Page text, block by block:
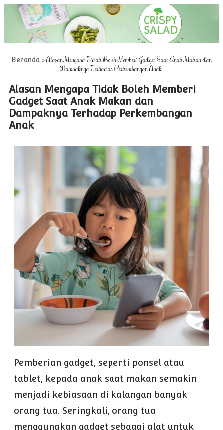
Beranda»Alasan Mengapa Tidak Boleh Memberi Gadget Saat Anak Makan dan
Dampaknya Terhadap Perkembangan Anak
Alasan Mengapa Tidak Boleh Memberi
Gadget Saat Anak Makan dan
Dampaknya Terhadap Perkembangan
Anak
Pemberian gadget, seperti ponsel atau
tablet, kepada anak saat makan semakin
menjadi kebiasaan di kalangan banyak
orang tua. Seringkali, orang tua
menggunakan gadget sebagai alat untuk